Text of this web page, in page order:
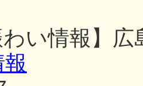
わい情報】